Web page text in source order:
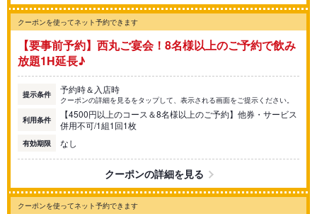
クーポンを使ってネット予約できます
【要事前予約】西丸ご宴会！8名様以上のご予約で飲み
放題1H延長♪
提示条件 予約時＆入店時
クーポンの詳細を見るをタップして、表示される画面をご提示ください。
利用条件
【4500円以上のコース＆8名様以上のご予約】他券・サービス
併用不可/1組1回1枚
有効期限 なし
クーポンの詳細を見る
クーポンを使ってネット予約できます